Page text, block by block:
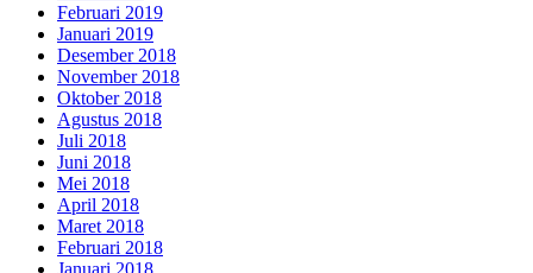
Februari 2019
Januari 2019
Desember 2018
November 2018
Oktober 2018
Agustus 2018
Juli 2018
Juni 2018
Mei 2018
April 2018
Maret 2018
Februari 2018
Januari 2018